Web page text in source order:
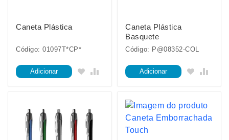
Caneta Plástica
Código: 01097T*CP*
Adicionar
Caneta Plástica
Basquete
Código: P@08352-COL
Adicionar